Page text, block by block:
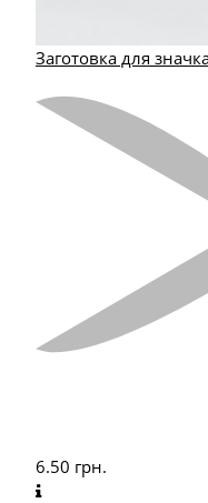
Заготовка для
6.50 грн.